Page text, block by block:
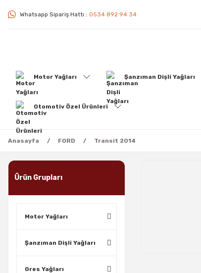
Whatsapp Sipariş Hattı : 0534 892 94 34
Motor Yağları Şanzıman Dişli Yağları
Otomotiv Özel Ürünleri
Anasayfa FORD Transit 2014
Ürün Grupları
Motor Yağları
Şanzıman Dişli Yağları
Gres Yağları